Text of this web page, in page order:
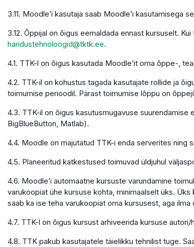
3.11. Moodle’i kasutaja saab Moodle’i
3.12. Õppijal on õigus eemaldada ennast kursuselt.
haridustehnoloogid@tktk.ee.
4.1. TTK-l on õigus kasutada Moodle’it oma õppe-,
4.2. TTK-il on kohustus tagada kasutajate rollide ja
toimumise perioodil. Pärast toimumise lõppu on
4.3. TTK-il on õigus kasutusmugavuse
BigBlueButton, Matlab).
4.4. Moodle on majutatud TTK-i enda serverites ning
4.5. Planeeritud katkestused toimuvad üldjuhul
4.6. Moodle’i automaatne kursuste varundamine
varukoopiat ühe kursuse kohta, minimaalselt üks.
saab ka ise teha varukoopiat oma kursusest, aga
4.7. TTK-l on õigus kursust arhiveerida kursuse
4.8. TTK pakub kasutajatele täielikku tehnilist tuge.